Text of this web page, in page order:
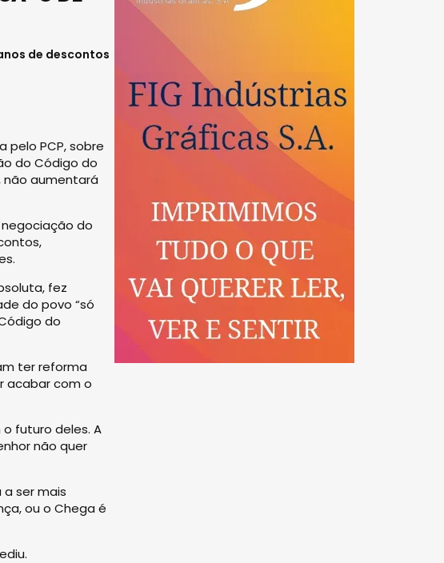
de descontos
PCP, sobre
do Código do
não aumentará
do
fez
do povo “só
do
ter reforma
acabar com o
futuro deles. A
não quer
ser mais
ou o Chega é